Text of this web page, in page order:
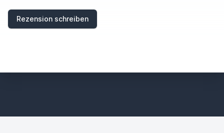
Rezension schreiben